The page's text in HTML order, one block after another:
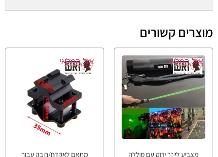
מוצרים קשורים
אזל המלאי
מצביע לייזר ירוק עם סוללה
אזל המלאי
מתאם לאקדח/רובה עבור